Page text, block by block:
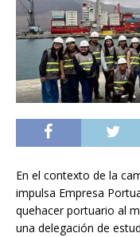
En el contexto de la
impulsa Empresa
quehacer portuario al
una delegación de